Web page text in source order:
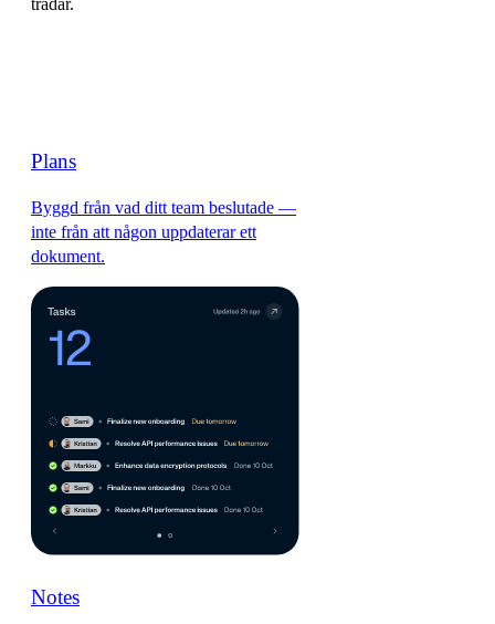
Plans
Byggd från vad ditt team beslutade —
inte från att någon uppdaterar ett
dokument.
Notes